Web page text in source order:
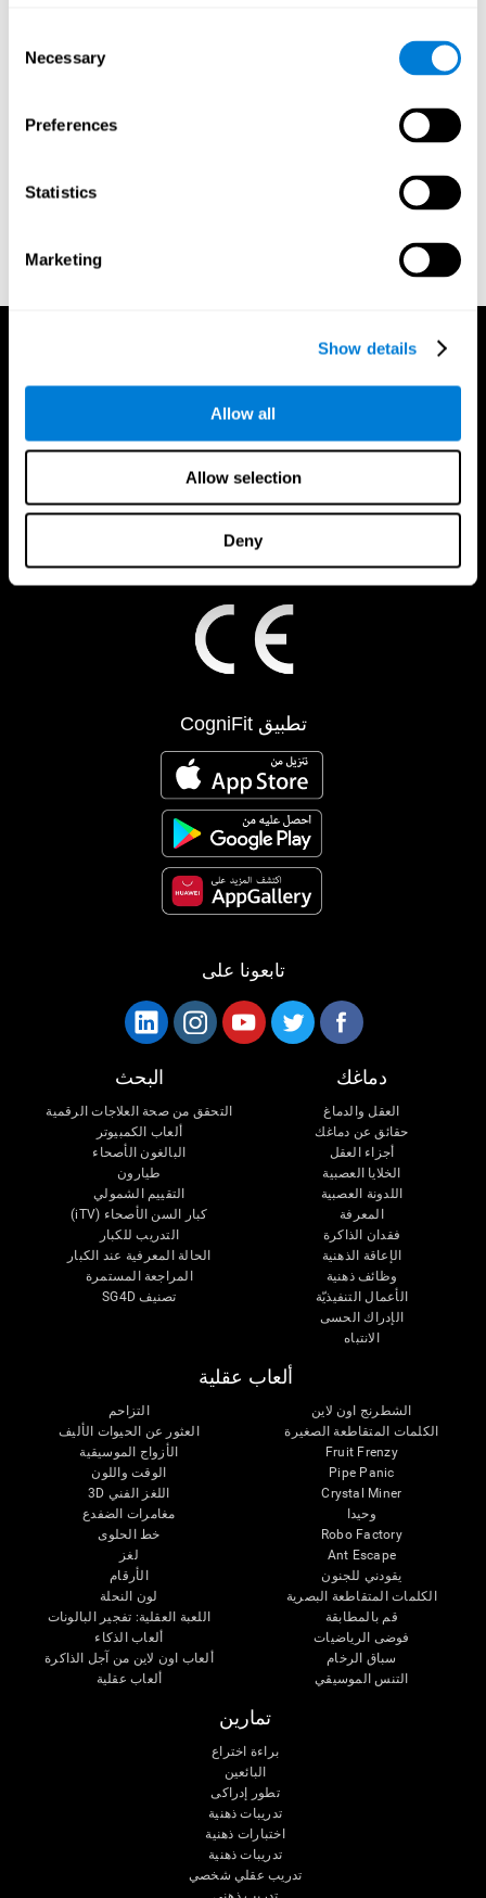
Selection
Necessary
Preferences
Statistics
Marketing
Show details
Allow all
Allow selection
Deny
المراجع
Corsi, P.M. (1972). Human memory and the medial temporal
region of the brain (Ph.D.). McGill University.
L. J.; de Haan, E. H. F (2000). "The Corsi Block-Tapping Task:
Standardization and Normative Data". Applied
Wechsler, D. (1945). Wechsler memory scale. Psychological
Corporation
تطبيق CogniFit
تابعونا على
دماغك
العقل والدماغ
حقائق عن دماغك
أجزاء العقل
الخلايا العصبية
اللدونة العصبية
المعرفة
فقدان الذاكرة
الإعاقة الذهنية
وظائف ذهنية
الأعمال التنفيذيّة
الإدراك الحسى
الانتباه
البحث
التحقق من صحة العلاجات الرقمية
ألعاب الكمبيوتر
البالغون الأصحاء
طيارون
التقييم الشمولي
كبار السن الأصحاء (iTV)
التدريب للكبار
الحالة المعرفية عند الكبار
المراجعة المستمرة
تصنيف SG4D
ألعاب عقلية
الشطرنج اون لاين
الكلمات المتقاطعة الصغيرة
Fruit Frenzy
Pipe Panic
Crystal Miner
وحيدا
Robo Factory
Ant Escape
يقودني للجنون
الكلمات المتقاطعة البصرية
قم بالمطابقة
فوضى الرياضيات
سباق الرخام
التنس الموسيقي
التزاحم
العثور عن الحيوات الأليف
الأزواج الموسيقية
الوقت واللون
اللغز الفني 3D
مغامرات الضفدع
خط الحلوى
لغز
الأرقام
لون النحلة
اللعبة العقلية: تفجير البالونات
ألعاب الذكاء
ألعاب اون لاين من آجل الذاكرة
ألعاب عقلية
تمارين
براءة اختراع
البائعين
تطور إدراكى
تدريبات ذهنية
اختبارات ذهنية
تدريبات ذهنية
تدريب عقلي شخصي